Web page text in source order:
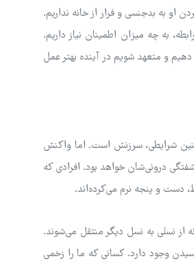
به بدجنسی و فرار از خانه نداریم.
به چه میزان اطمینان نیاز داریم.
و متعهد شویم در آینده بهتر عمل
شرایطی، سرزنش است. اما واکنش
درونی‌شان خواهد بود. افرادی که
دست و پنجه نرم می‌کرده‌اند.
از نسلی به نسل دیگر منتقل می‌شوند.
وجود دارد. کسانی که ما را زخمی